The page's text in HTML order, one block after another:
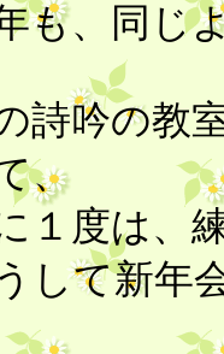
も、同じ
詩吟の教
、
１度は、
して新年